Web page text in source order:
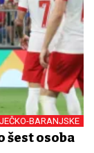
BARANJSKE
šest osoba